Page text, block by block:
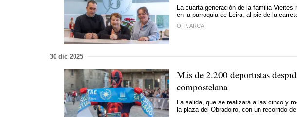
La cuarta generación de la familia Vieites
en la parroquia de Leira, al pie de la
O. P. ARCA
30 dic 2025
Más de 2.200 deportistas
compostelana
La salida, que se realizará a las cinco y
la plaza del Obradoiro, con un recorrido